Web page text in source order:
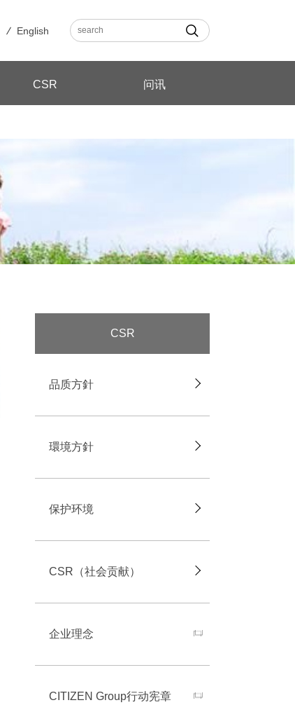
English
CSR 问讯
CSR
品质方針
環境方針
保护环境
CSR（社会贡献）
企业理念
CITIZEN Group行动宪章